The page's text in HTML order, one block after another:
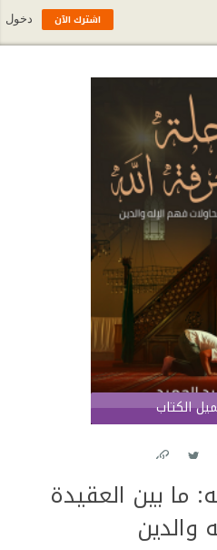
الكتاب
ما بين العقيدة
والدين
اشترك الآن دخول